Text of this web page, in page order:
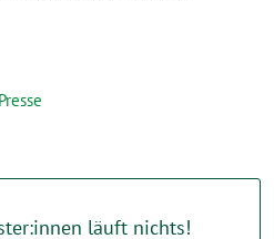
Presse
läuft nichts!